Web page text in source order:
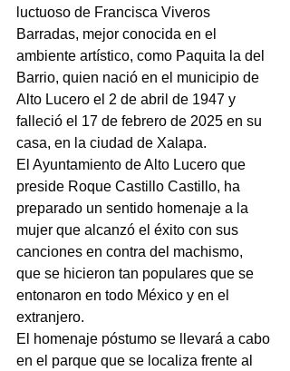
luctuoso de Francisca Viveros
Barradas, mejor conocida en el
ambiente artístico, como Paquita la del
Barrio, quien nació en el municipio de
Alto Lucero el 2 de abril de 1947 y
falleció el 17 de febrero de 2025 en su
casa, en la ciudad de Xalapa.
El Ayuntamiento de Alto Lucero que
preside Roque Castillo Castillo, ha
preparado un sentido homenaje a la
mujer que alcanzó el éxito con sus
canciones en contra del machismo,
que se hicieron tan populares que se
entonaron en todo México y en el
extranjero.
El homenaje póstumo se llevará a cabo
en el parque que se localiza frente al